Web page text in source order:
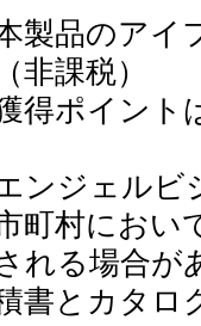
製品のアイ
（非課税）
得ポイント
ンジェルビ
町村におい
れる場合が
書とカタロ